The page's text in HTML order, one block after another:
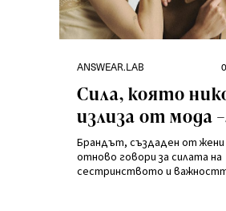
ANSWEAR.LAB
Сила, която
излиза от мода –
колекцията
„Sisterhood
Answear.LAB
Брандът, създаден от жени
отново говори за силата на
сестринството и